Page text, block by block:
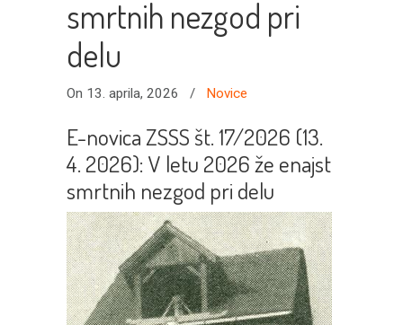
smrtnih nezgod pri
delu
On 13. aprila, 2026 / Novice
E-novica ZSSS št. 17/2026 (13.
4. 2026): V letu 2026 že enajst
smrtnih nezgod pri delu